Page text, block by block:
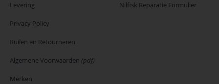
Levering
Privacy Policy
Ruilen en Retourneren
Algemene Voorwaarden (pdf)
Merken
Nilfisk Reparatie Formulier